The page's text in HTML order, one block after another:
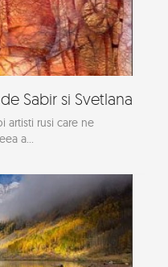
Sabir si Svetlana
artisti rusi care ne
a...